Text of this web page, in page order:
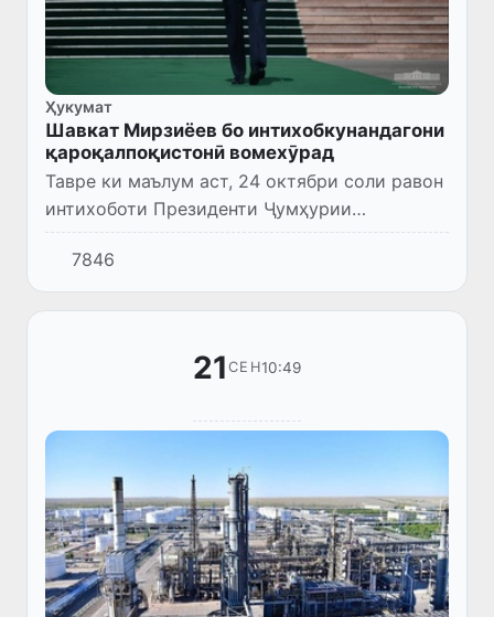
Ҳукумат
Шавкат Мирзиёев бо интихобкунандагони
қароқалпоқистонӣ вомехӯрад
Тавре ки маълум аст, 24 октябри соли равон
интихоботи Президенти Ҷумҳурии
Ӯзбекистон баргузор мешавад.
7846
21 СЕН10:49